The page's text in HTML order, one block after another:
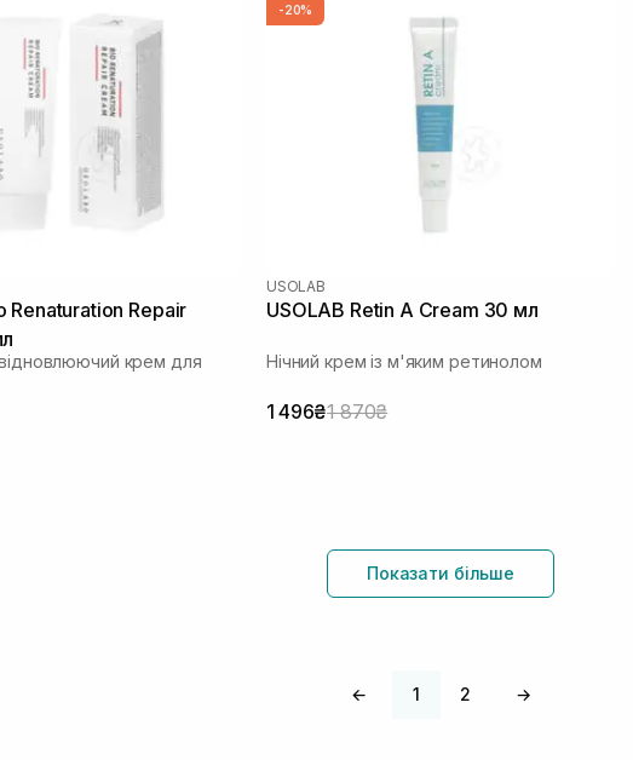
Renaturation Repair
відновлюючий крем для
-20%
USOLAB
USOLAB Retin A Cream 30 мл
Нічний крем із м'яким ретинолом
1 496₴1 870₴
Показати більше
← 1 2 →